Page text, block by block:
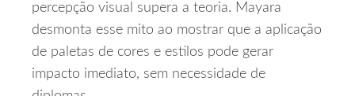
percepção visual supera a teoria. Mayara
desmonta esse mito ao mostrar que a aplicação
de paletas de cores e estilos pode gerar
impacto imediato, sem necessidade de